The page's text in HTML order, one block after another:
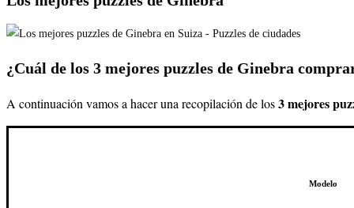
¿Cuál de los 3 mejores puzzles de Ginebra
A continuación vamos a hacer una recopilación de los3mejores
Modelo